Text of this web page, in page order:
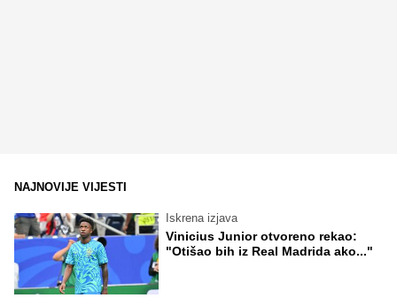
NAJNOVIJE VIJESTI
Iskrena izjava
Vinicius Junior otvoreno rekao:
"Otišao bih iz Real Madrida ako..."